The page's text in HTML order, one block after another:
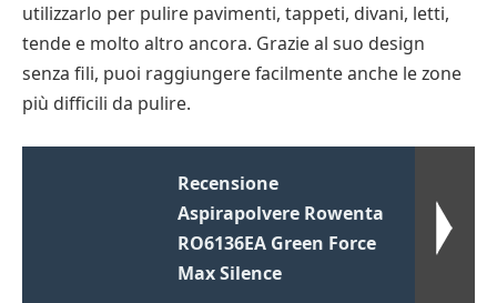
utilizzarlo per pulire pavimenti, tappeti, divani, letti,
tende e molto altro ancora. Grazie al suo design
senza fili, puoi raggiungere facilmente anche le zone
più difficili da pulire.
Recensione
Aspirapolvere Rowenta
RO6136EA Green Force
Max Silence